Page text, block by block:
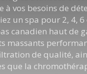
à vos besoins de
un spa pour 2, 4,
canadien haut de
massants
de qualité,
que la